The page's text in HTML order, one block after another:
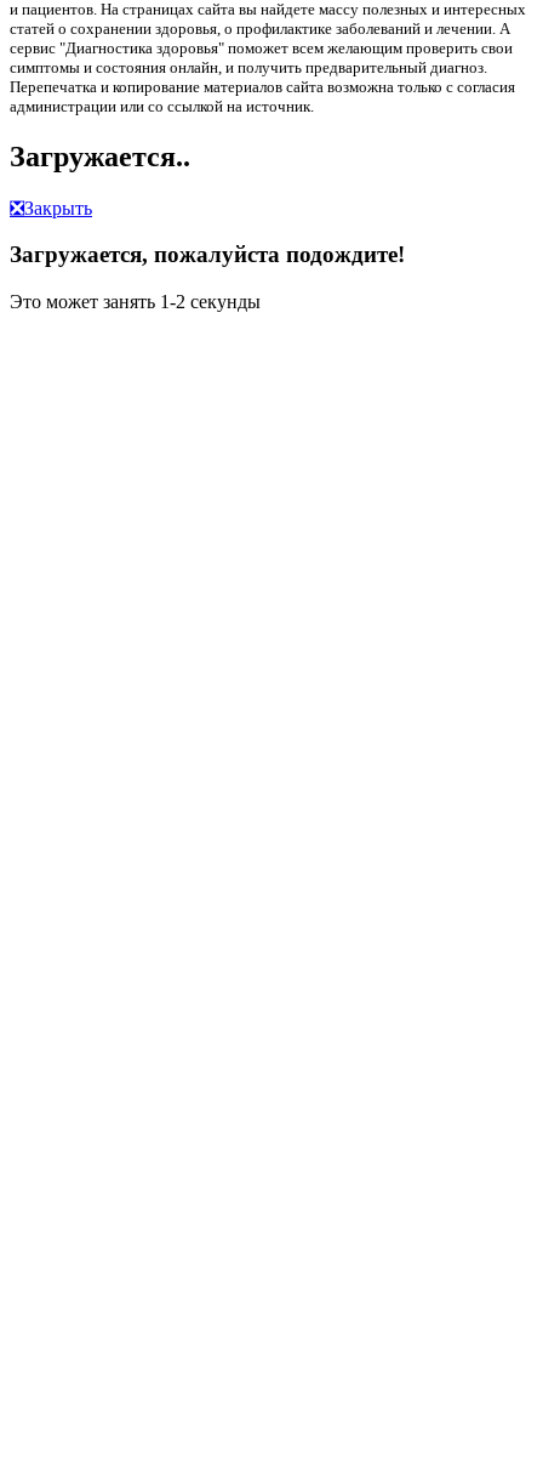
и пациентов. На страницах сайта вы найдете массу полезных и интересных
статей о сохранении здоровья, о профилактике заболеваний и лечении. А
сервис "Диагностика здоровья" поможет всем желающим проверить свои
симптомы и состояния онлайн, и получить предварительный диагноз.
Перепечатка и копирование материалов сайта возможна только с согласия
администрации или со ссылкой на источник.
Загружается..
❎Закрыть
Загружается, пожалуйста подождите!
Это может занять 1-2 секунды